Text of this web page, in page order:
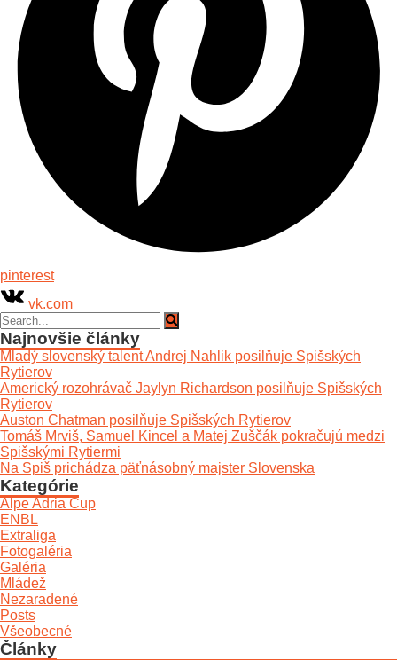
pinterest
vk.com
Najnovšie články
Mladý slovenský talent Andrej Nahlik posilňuje Spišských
Rytierov
Americký rozohrávač Jaylyn Richardson posilňuje Spišských
Rytierov
Auston Chatman posilňuje Spišských Rytierov
Tomáš Mrviš, Samuel Kincel a Matej Zuščák pokračujú medzi
Spišskými Rytiermi
Na Spiš prichádza päťnásobný majster Slovenska
Kategórie
Alpe Adria Cup
ENBL
Extraliga
Fotogaléria
Galéria
Mládež
Nezaradené
Posts
Všeobecné
Články